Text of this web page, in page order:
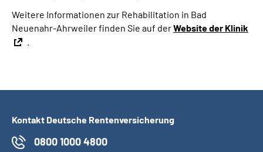
Weitere Informationen zur Rehabilitation in Bad
Neuenahr-Ahrweiler finden Sie auf derWebsite der Klinik
Kontakt Deutsche Rentenversicherung
0800 1000 4800